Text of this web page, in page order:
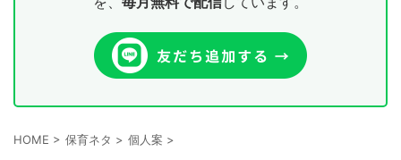
HOME > 保育ネタ > 個人案 >